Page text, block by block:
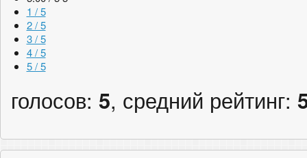
1 / 5
2 / 5
3 / 5
4 / 5
5 / 5
голосов: 5, средний рейтинг: